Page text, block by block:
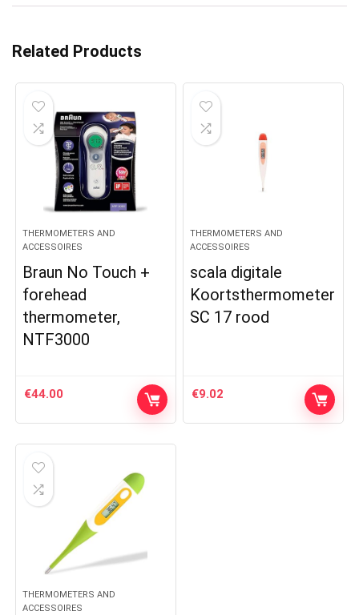
Related Products
THERMOMETERS AND
ACCESSOIRES
Braun No Touch +
forehead
thermometer,
NTF3000
€44.00
THERMOMETERS AND
ACCESSOIRES
scala digitale
Koortsthermometer
SC 17 rood
€9.02
THERMOMETERS AND
ACCESSOIRES